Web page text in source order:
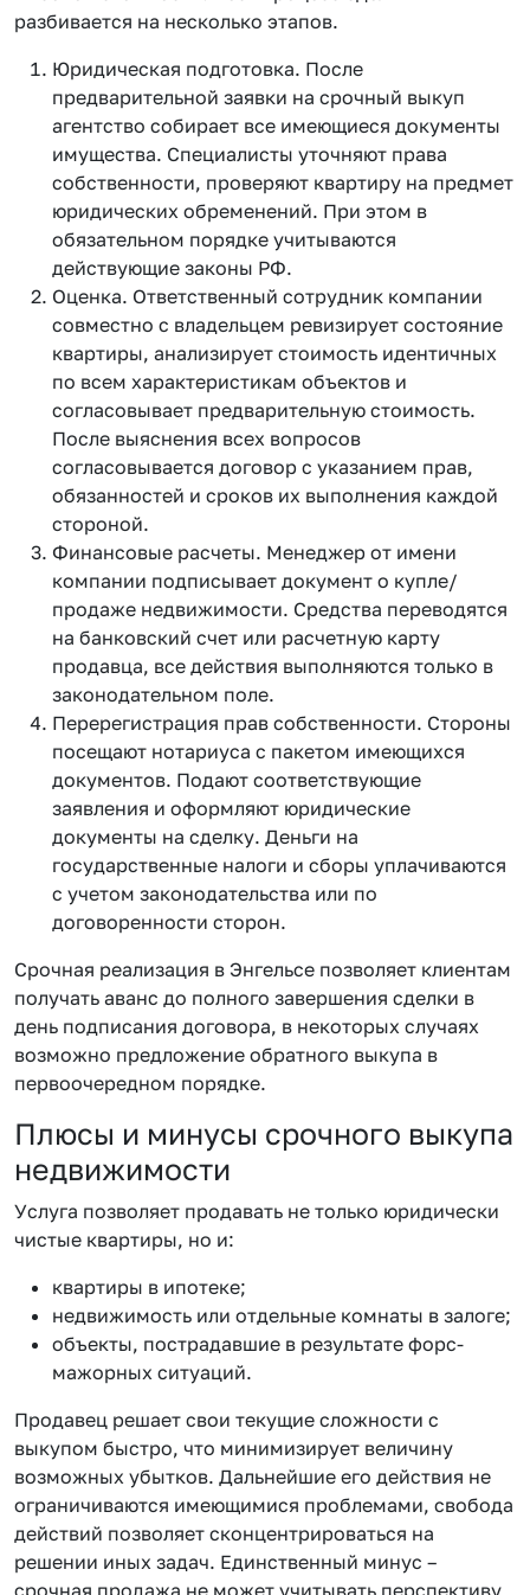
разбивается на несколько этапов.
Юридическая подготовка. После
предварительной заявки на срочный выкуп
агентство собирает все имеющиеся документы
имущества. Специалисты уточняют права
собственности, проверяют квартиру на предмет
юридических обременений. При этом в
обязательном порядке учитываются
действующие законы РФ.
Оценка. Ответственный сотрудник компании
совместно с владельцем ревизирует состояние
квартиры, анализирует стоимость идентичных
по всем характеристикам объектов и
согласовывает предварительную стоимость.
После выяснения всех вопросов
согласовывается договор с указанием прав,
обязанностей и сроков их выполнения каждой
стороной.
Финансовые расчеты. Менеджер от имени
компании подписывает документ о купле/
продаже недвижимости. Средства переводятся
на банковский счет или расчетную карту
продавца, все действия выполняются только в
законодательном поле.
Перерегистрация прав собственности. Стороны
посещают нотариуса с пакетом имеющихся
документов. Подают соответствующие
заявления и оформляют юридические
документы на сделку. Деньги на
государственные налоги и сборы уплачиваются
с учетом законодательства или по
договоренности сторон.
Срочная реализация в Энгельсе позволяет клиентам
получать аванс до полного завершения сделки в
день подписания договора, в некоторых случаях
возможно предложение обратного выкупа в
первоочередном порядке.
Плюсы и минусы срочного выкупа
недвижимости
Услуга позволяет продавать не только юридически
чистые квартиры, но и:
квартиры в ипотеке;
недвижимость или отдельные комнаты в залоге;
объекты, пострадавшие в результате форс-
мажорных ситуаций.
Продавец решает свои текущие сложности с
выкупом быстро, что минимизирует величину
возможных убытков. Дальнейшие его действия не
ограничиваются имеющимися проблемами, свобода
действий позволяет сконцентрироваться на
решении иных задач. Единственный минус –
срочная продажа не может учитывать перспективу